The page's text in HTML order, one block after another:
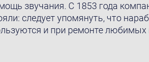
звучания. С 1853 года
следует упомянуть, что
и при ремонте